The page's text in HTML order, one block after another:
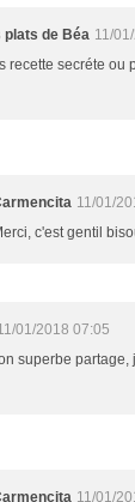
plats de Béa 11/
recette secréte ou
11/01/
c'est gentil
01/2018 07:05
superbe
11/01/